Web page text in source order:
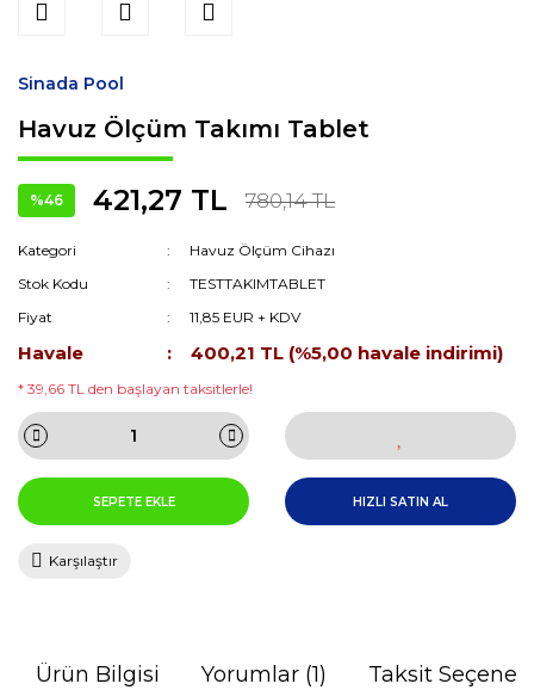
Sinada Pool
Havuz Ölçüm Takımı Tablet
%46 421,27 TL 780,14 TL
Kategori
Havuz Ölçüm Cihazı
Stok Kodu
TESTTAKIMTABLET
Fiyat
11,85 EUR + KDV
Havale 400,21 TL (%5,00 havale indirimi)
* 39,66 TL den başlayan taksitlerle!
SEPETE EKLE HIZLI SATIN AL
Karşılaştır
Ürün Bilgisi Yorumlar (1) Taksit